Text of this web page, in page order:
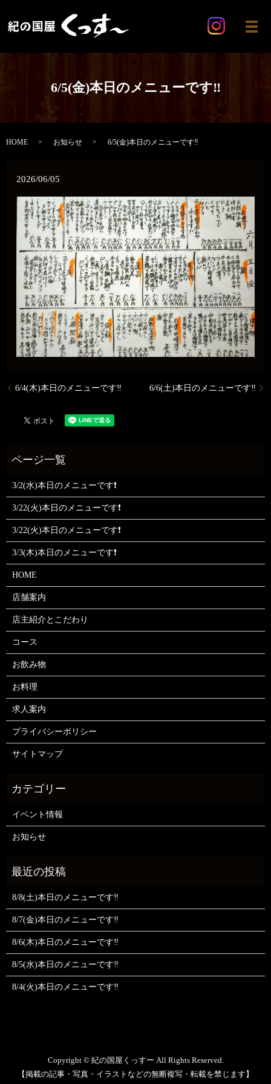
メ
6/5(金)本日のメニューです‼️
HOME お知らせ 6/5(金)本日のメニューです‼️
2026/06/05
6/4(木)本日のメニューです‼️ 6/6(土)本日のメニューです‼️
3/2(水)本日のメニューです❗
3/22(火)本日のメニューです❗
3/22(火)本日のメニューです❗
3/3(木)本日のメニューです❗
HOME
店舗案内
店主紹介とこだわり
コース
お飲み物
お料理
求人案内
プライバシーポリシー
サイトマップ
イベント情報
お知らせ
8/8(土)本日のメニューです‼️
8/7(金)本日のメニューです‼️
8/6(木)本日のメニューです‼️
8/5(水)本日のメニューです‼️
8/4(火)本日のメニューです‼️
Copyright © 紀の国屋くっすー All Rights Reserved.
【掲載の記事・写真・イラストなどの無断複写・転載を禁じます】